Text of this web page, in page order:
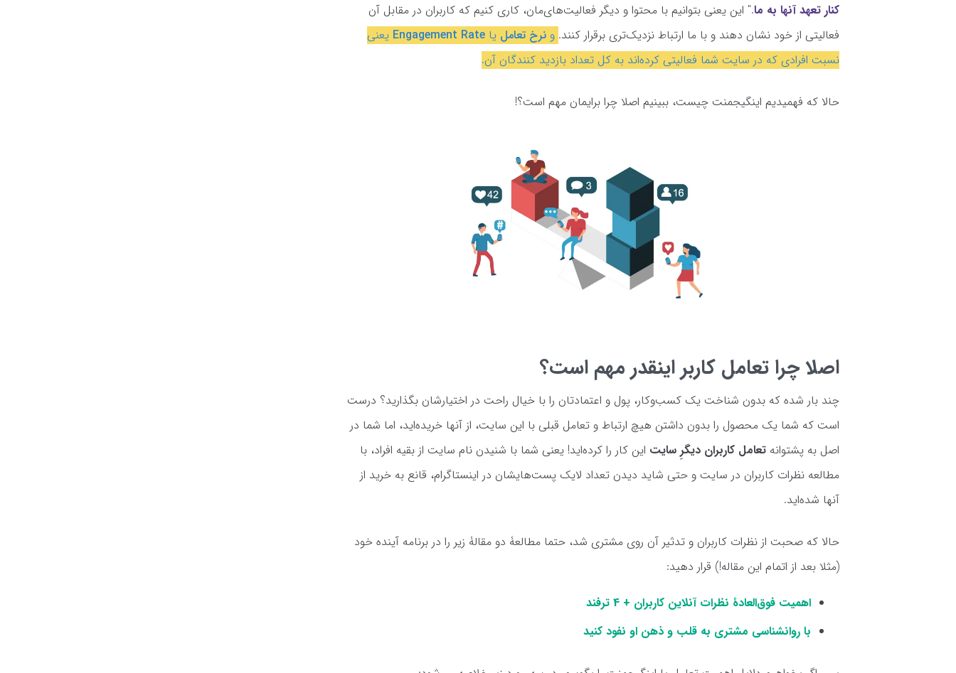
کنار تعهد آنها به ما." این یعنی بتوانیم با محتوا و دیگر فعالیت‌های‌مان، کاری کنیم که کاربران در مقابل آن
فعالیتی از خود نشان دهند و با ما ارتباط نزدیک‌تری برقرار کنند. ونرخ تعامل یاEngagement Rate یعنی
نسبت افرادی که در سایت شما فعالیتی کرده‌اند به کل تعداد بازدید کنندگان آن.
حالا که فهمیدیم اینگیجمنت چیست، ببینیم اصلا چرا برایمان مهم است؟!
اصلا چرا تعامل کاربر اینقدر مهم است؟
چند بار شده که بدون شناخت یک کسب‌وکار، پول و اعتمادتان را با خیال راحت در اختیارشان بگذارید؟ درست
است که شما یک محصول را بدون داشتن هیچ ارتباط و تعامل قبلی با این سایت، از آنها خریده‌اید، اما شما در
اصل به پشتوانهتعامل کاربران دیگرِ سایت این کار را کرده‌اید! یعنی شما با شنیدن نام سایت از بقیه افراد، با
مطالعه نظرات کاربران در سایت و حتی شاید دیدن تعداد لایک پست‌هایشان در اینستاگرام، قانع به خرید از
آنها شده‌اید.
حالا که صحبت از نظرات کاربران و تدثیر آن روی مشتری شد، حتما مطالعۀ دو مقالۀ زیر را در برنامه آینده خود
(مثلا بعد از اتمام این مقاله!) قرار دهید:
اهمیت فوق‌العادۀ نظرات آنلاین کاربران + 4 ترفند
با روانشناسی مشتری به قلب و ذهن او نفود کنید